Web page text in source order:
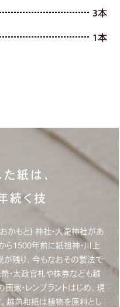
3本
1本
紙は、
続く技
かもと) 神社・大瀧神社があ
ら1500年前に紙祖神・川上
残り、今もなおその製法で
・太政官札や株券なども越
家・レンブラントはじめ、現
越前和紙は植物を原料とし